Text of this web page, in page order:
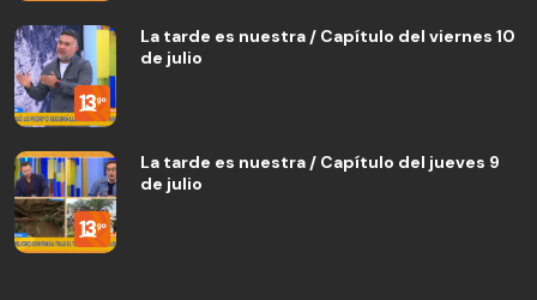
La tarde es nuestra / Capítulo del viernes 10
de julio
La tarde es nuestra / Capítulo del jueves 9
de julio